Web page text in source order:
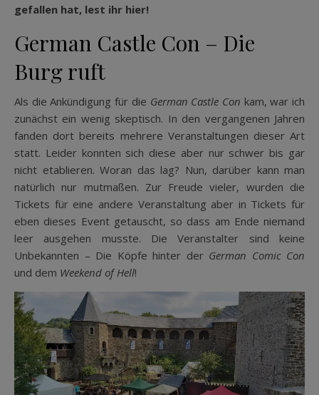
gefallen hat, lest ihr hier!
German Castle Con – Die
Burg ruft
Als die Ankündigung für die German Castle Con kam, war ich
zunächst ein wenig skeptisch. In den vergangenen Jahren
fanden dort bereits mehrere Veranstaltungen dieser Art
statt. Leider konnten sich diese aber nur schwer bis gar
nicht etablieren. Woran das lag? Nun, darüber kann man
natürlich nur mutmaßen. Zur Freude vieler, wurden die
Tickets für eine andere Veranstaltung aber in Tickets für
eben dieses Event getauscht, so dass am Ende niemand
leer ausgehen musste. Die Veranstalter sind keine
Unbekannten – Die Köpfe hinter derGerman Comic Con
und dem Weekend of Hell!